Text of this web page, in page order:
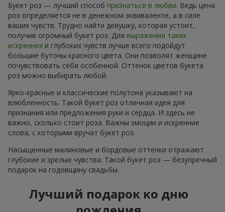
Букет роз — лучший способ признаться в любви. Ведь цена
роз определяется не в денежном эквиваленте, а в силе
ваших чувств. Трудно найти девушку, которая устоит,
получив огромный букет роз. Для выражения таких
искренних и глубоких чувств лучше всего подойдут
большие бутоны красного цвета. Они позволят женщине
почувствовать себя особенной. Оттенок цветов букета
роз можно выбирать любой.
Ярко-красные и классические полутона указывают на
влюбленность. Такой букет роз отличная идея для
признания или предложения руки и сердца. И здесь не
важно, сколько стоит роза. Важны эмоции и искренние
слова, с которыми вручат букет роз.
Насыщенные малиновые и бордовые оттенки отражают
глубокие и зрелые чувства. Такой букет роз — безупречный
подарок на годовщину свадьбы.
Лучший подарок ко дню